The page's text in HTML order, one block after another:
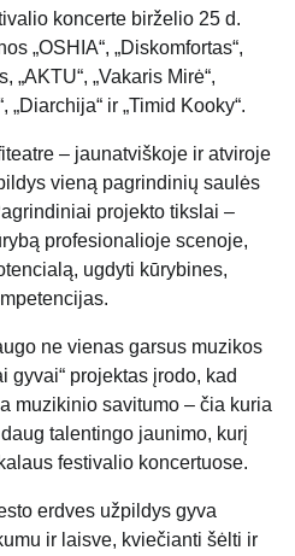
koncerte birželio 25 d.
„OSHIA“, „Diskomfortas“,
„AKTU“, „Vakaris Mirė“,
„Diarchija“ ir „Timid Kooky“.
– jaunatviškoje ir atviroje
vieną pagrindinių saulės
projekto tikslai –
profesionalioje scenoje,
ugdyti kūrybines,
ne vienas garsus muzikos
gyvai“ projektas įrodo, kad
muzikinio savitumo – čia kuria
talentingo jaunimo, kurį
festivalio koncertuose.
erdves užpildys gyva
ir laisve, kviečianti šėlti ir